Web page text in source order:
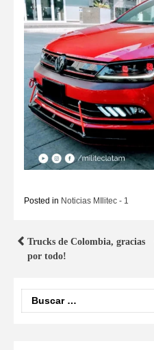
Posted in Noticias MIlitec - 1
Trucks de Colombia, gracias
por todo!